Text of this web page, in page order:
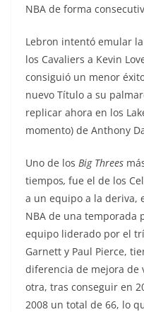
NBA de forma
Lebron intentó emular
los Cavaliers a Kevin
consiguió un menor
nuevo Título a su
replicar ahora en los
momento) de Anthony
Uno de los Big Threes
tiempos, fue el de los
a un equipo a la deriva,
NBA de una temporada
equipo liderado por el
Garnett y Paul Pierce,
diferencia de mejora de
otra, tras conseguir en
2008 un total de 66, lo